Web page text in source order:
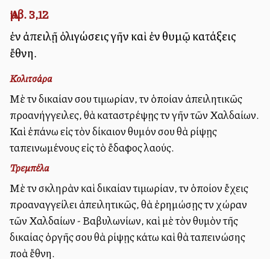
Ἀμβ. 3,12
ἐν ἀπειλῇ ὀλιγώσεις γῆν καὶ ἐν θυμῷ κατάξεις
ἔθνη.
Κολιτσάρα
Μὲ τὴν δικαίαν σου τιμωρίαν, τὴν ὁποίαν ἀπειλητικῶς
προανήγγειλες, θὰ καταστρέψῃς τὴν γῆν τῶν Χαλδαίων.
Καὶ ἐπάνω εἰς τὸν δίκαιον θυμόν σου θὰ ρίψῃς
ταπεινωμένους εἰς τὸ ἔδαφος λαούς.
Τρεμπέλα
Μὲ τὴν σκληρὰν καὶ δικαίαν τιμωρίαν, τὴν ὁποίον ἔχεις
προαναγγείλει ἀπειλητικῶς, θὰ ἐρημώσῃς τὴν χώραν
τῶν Χαλδαίων - Βαβυλωνίων, καὶ μὲ τὸν θυμὸν τῆς
δικαίας ὀργῆς σου θὰ ρίψῃς κάτω καὶ θὰ ταπεινώσης
πολλὰ ἔθνη.